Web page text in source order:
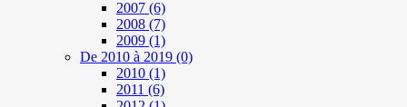
2007 (6)
2008 (7)
2009 (1)
De 2010 à 2019 (0)
2010 (1)
2011 (6)